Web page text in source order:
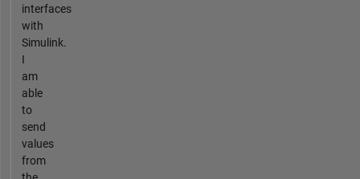
interfaces
with
Simulink.
I
am
able
to
send
values
from